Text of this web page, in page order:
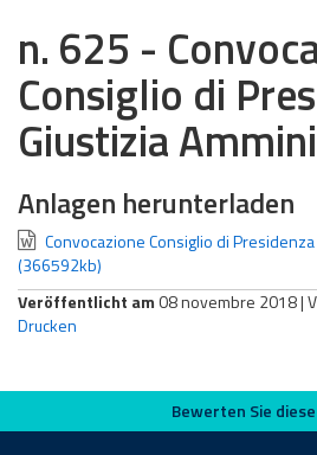
n. 625 -
Consiglio di
Giustizia
Anlagen herunterladen
Convocazione Consiglio di
(366592kb)
Veröffentlicht am 08 novembre 2018 |
Drucken
Bewerten Sie diese
Bewerten Sie